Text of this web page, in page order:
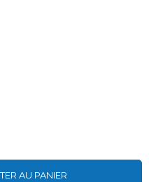
AU PANIER